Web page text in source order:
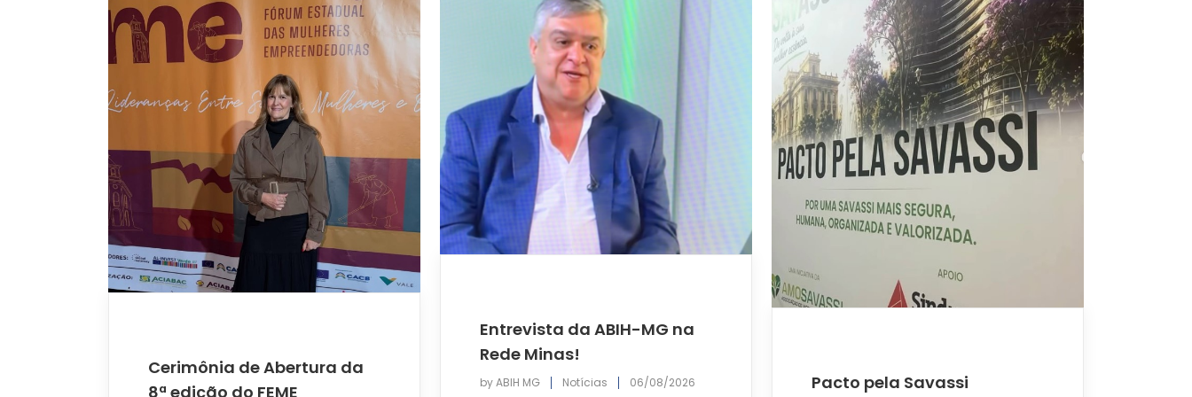
Cerimônia de Abertura da
8ª edição do FEME
Entrevista da ABIH-MG na
Rede Minas!
byABIH MG Notícias 06/08/2026 Pacto pela Savassi